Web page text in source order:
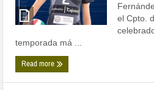
el Cpto.
temporada má ...
Read more